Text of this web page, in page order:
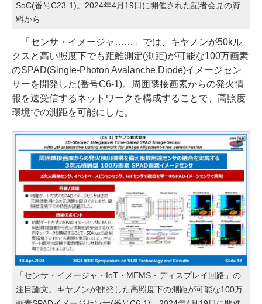
SoC(番号C23-1)。2024年4月19日に開催された記者会見の資
料から
「センサ・イメージャ……」では、キヤノンが50kル
クスと高い照度下でも距離測定(測距)が可能な100万画素
のSPAD(Single-Photon Avalanche Diode)イメージセン
サーを開発した(番号C6-1)。周囲隣接画素からの発火情
報を送受信するネットワークを構成することで、高照度
環境での測距を可能にした。
「センサ・イメージャ・IoT・MEMS・ディスプレイ回路」の
注目論文。キヤノンが開発した高照度下の測距が可能な100万